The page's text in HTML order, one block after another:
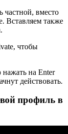
частной, вместо
Вставляем также
чтобы
на Enter
действовать.
профиль в